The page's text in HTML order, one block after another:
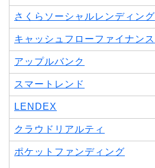
さくらソーシャルレンディング
キャッシュフローファイナンス
アップルバンク
スマートレンド
LENDEX
クラウドリアルティ
ポケットファンディング